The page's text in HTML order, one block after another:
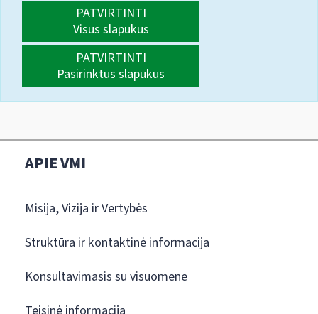
PATVIRTINTI
Visus slapukus
PATVIRTINTI
Pasirinktus slapukus
APIE VMI
Misija, Vizija ir Vertybės
Struktūra ir kontaktinė informacija
Konsultavimasis su visuomene